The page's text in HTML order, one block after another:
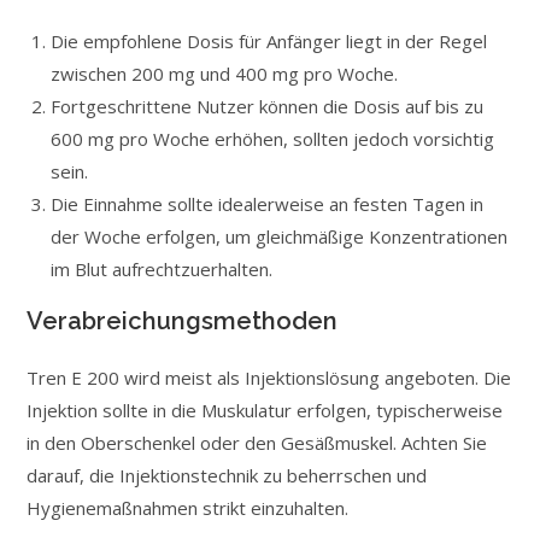
Die empfohlene Dosis für Anfänger liegt in der Regel
zwischen 200 mg und 400 mg pro Woche.
Fortgeschrittene Nutzer können die Dosis auf bis zu
600 mg pro Woche erhöhen, sollten jedoch vorsichtig
sein.
Die Einnahme sollte idealerweise an festen Tagen in
der Woche erfolgen, um gleichmäßige Konzentrationen
im Blut aufrechtzuerhalten.
Verabreichungsmethoden
Tren E 200 wird meist als Injektionslösung angeboten. Die
Injektion sollte in die Muskulatur erfolgen, typischerweise
in den Oberschenkel oder den Gesäßmuskel. Achten Sie
darauf, die Injektionstechnik zu beherrschen und
Hygienemaßnahmen strikt einzuhalten.